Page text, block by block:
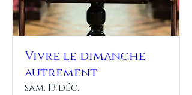
Vivre le dimanche
autrement
sam. 13 déc.